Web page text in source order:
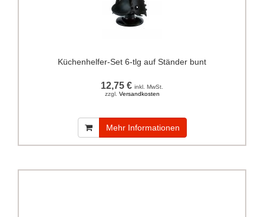
Küchenhelfer-Set 6-tlg auf Ständer bunt
12,75 € inkl. MwSt.
zzgl. Versandkosten
Mehr Informationen